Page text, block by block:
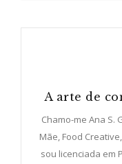
A arte de
Chamo-me Ana
Mãe, Food
sou licenciada em